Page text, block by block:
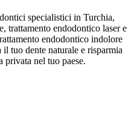
specialistici in Turchia,
trattamento endodontico laser e
endodontico indolore
tuo dente naturale e risparmia
nel tuo paese.